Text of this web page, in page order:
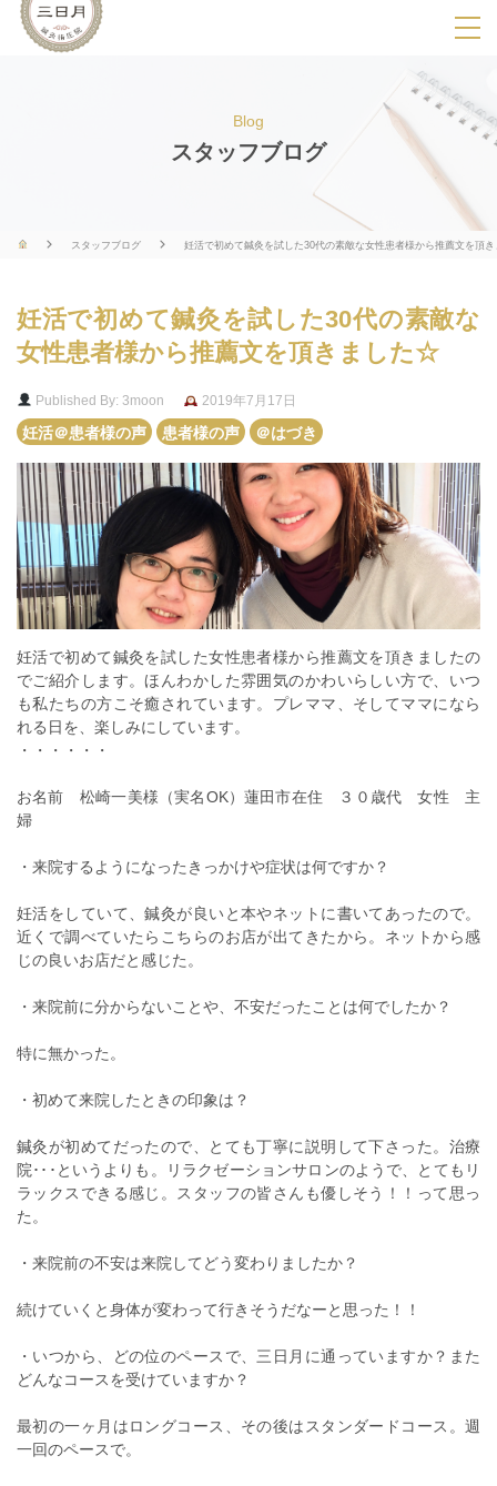
SPメニ
ー
展
用
ボ
Blog
スタッフブログ
スタッフブログ 妊活で初めて鍼灸を試した30代の素敵な女性患者様から推薦文を頂
妊活で初めて鍼灸を試した30代の素敵な
女性患者様から推薦文を頂きました☆
Published By: 3moon
2019年7月17日
妊活＠患者様の声
患者様の声 ＠はづき
妊活で初めて鍼灸を試した女性患者様から推薦文を頂きましたの
でご紹介します。ほんわかした雰囲気のかわいらしい方で、いつ
も私たちの方こそ癒されています。プレママ、そしてママになら
れる日を、楽しみにしています。
・・・・・・
お名前 松崎一美様（実名OK）蓮田市在住 ３０歳代 女性 主
婦
・来院するようになったきっかけや症状は何ですか？
妊活をしていて、鍼灸が良いと本やネットに書いてあったので。
近くで調べていたらこちらのお店が出てきたから。ネットから感
じの良いお店だと感じた。
・来院前に分からないことや、不安だったことは何でしたか？
特に無かった。
・初めて来院したときの印象は？
鍼灸が初めてだったので、とても丁寧に説明して下さった。治療
院･･･というよりも。リラクゼーションサロンのようで、とてもリ
ラックスできる感じ。スタッフの皆さんも優しそう！！って思っ
た。
・来院前の不安は来院してどう変わりましたか？
続けていくと身体が変わって行きそうだなーと思った！！
・いつから、どの位のペースで、三日月に通っていますか？また
どんなコースを受けていますか？
最初の一ヶ月はロングコース、その後はスタンダードコース。週
一回のペースで。